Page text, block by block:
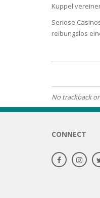
Kuppel
Seriose
reibungslos
No trackback
CONNECT